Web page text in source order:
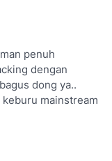
penuh
dengan
dong ya..
mainstream